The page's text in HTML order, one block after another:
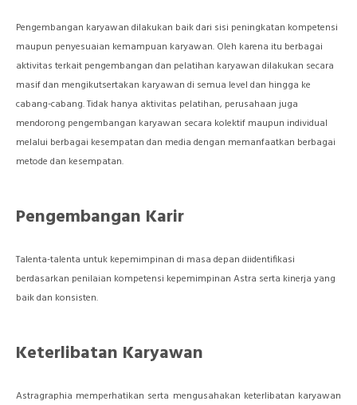
Pengembangan karyawan dilakukan baik dari sisi peningkatan kompetensi
maupun penyesuaian kemampuan karyawan. Oleh karena itu berbagai
aktivitas terkait pengembangan dan pelatihan karyawan dilakukan secara
masif dan mengikutsertakan karyawan di semua level dan hingga ke
cabang-cabang. Tidak hanya aktivitas pelatihan, perusahaan juga
mendorong pengembangan karyawan secara kolektif maupun individual
melalui berbagai kesempatan dan media dengan memanfaatkan berbagai
metode dan kesempatan.
Pengembangan Karir
Talenta-talenta untuk kepemimpinan di masa depan diidentifikasi
berdasarkan penilaian kompetensi kepemimpinan Astra serta kinerja yang
baik dan konsisten.
Keterlibatan Karyawan
Astragraphia memperhatikan serta mengusahakan keterlibatan karyawan